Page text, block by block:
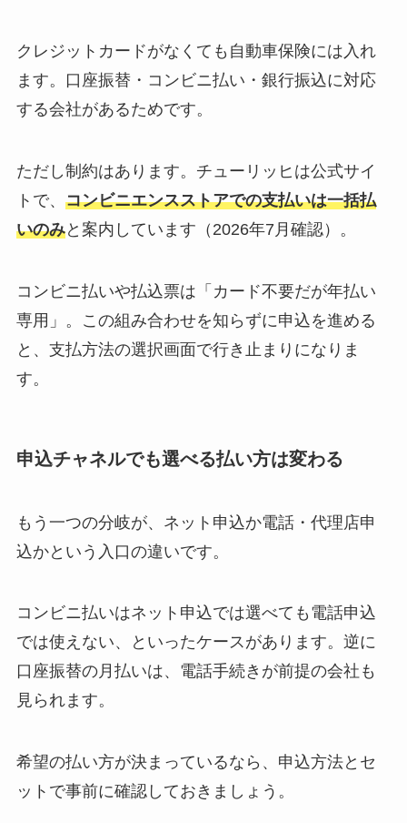
クレジットカードがなくても自動車保険には入れ
ます。口座振替・コンビニ払い・銀行振込に対応
する会社があるためです。
ただし制約はあります。チューリッヒは公式サイ
トで、 コンビニエンスストアでの支払いは一括払
いのみと案内しています（2026年7月確認）。
コンビニ払いや払込票は「カード不要だが年払い
専用」。この組み合わせを知らずに申込を進める
と、支払方法の選択画面で行き止まりになりま
す。
申込チャネルでも選べる払い方は変わる
もう一つの分岐が、ネット申込か電話・代理店申
込かという入口の違いです。
コンビニ払いはネット申込では選べても電話申込
では使えない、といったケースがあります。逆に
口座振替の月払いは、電話手続きが前提の会社も
見られます。
希望の払い方が決まっているなら、申込方法とセ
ットで事前に確認しておきましょう。